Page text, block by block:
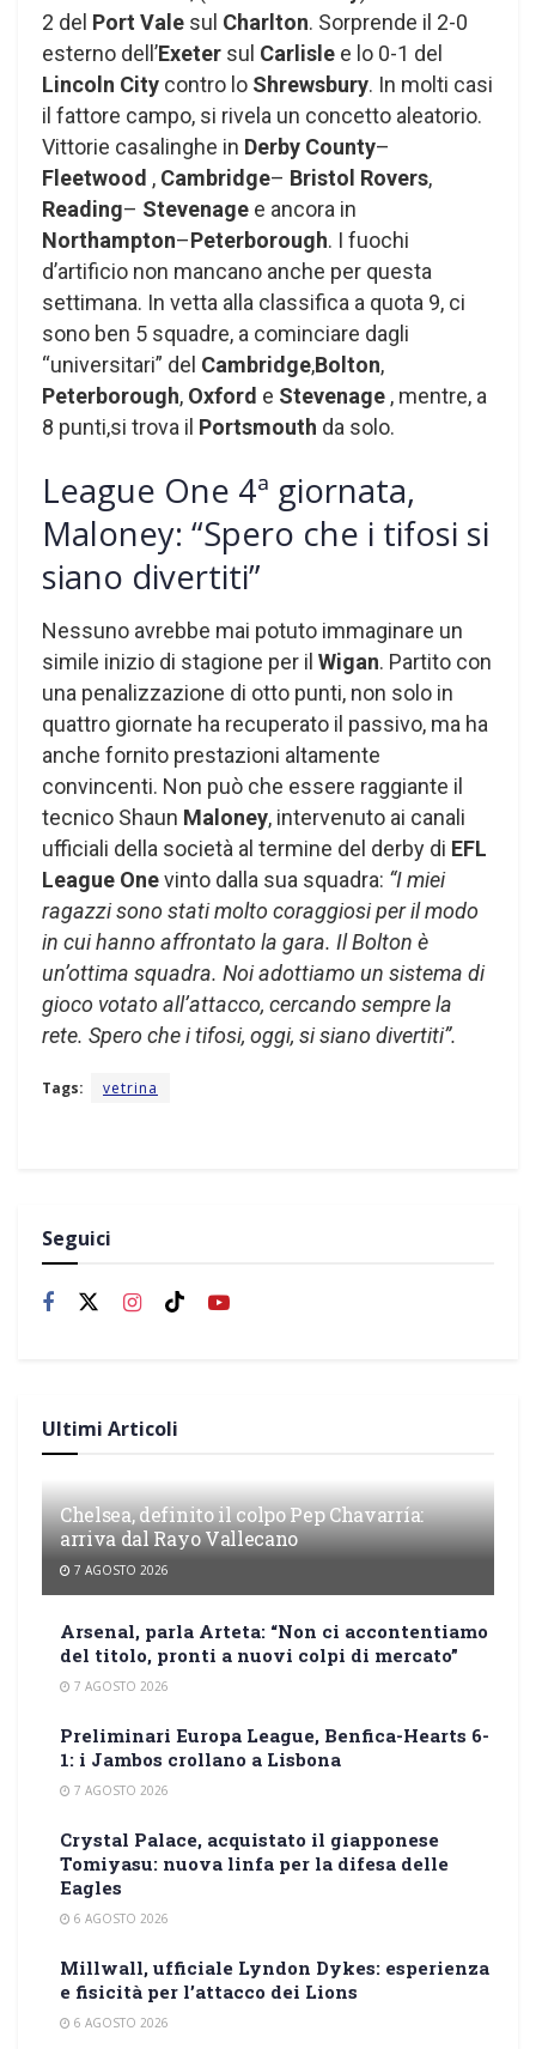
2 del Port Vale sul Charlton. Sorprende il 2-0
esterno dell’Exeter sul Carlisle e lo 0-1 del
Lincoln City contro lo Shrewsbury. In molti casi
il fattore campo, si rivela un concetto aleatorio.
Vittorie casalinghe in Derby County–
Fleetwood , Cambridge– Bristol Rovers,
Reading– Stevenage e ancora in
Northampton–Peterborough. I fuochi
d’artificio non mancano anche per questa
settimana. In vetta alla classifica a quota 9, ci
sono ben 5 squadre, a cominciare dagli
“universitari” del Cambridge,Bolton,
Peterborough, Oxford e Stevenage , mentre, a
8 punti,si trova il Portsmouth da solo.
League One 4ª giornata,
Maloney: “Spero che i tifosi si
siano divertiti”
Nessuno avrebbe mai potuto immaginare un
simile inizio di stagione per il Wigan. Partito con
una penalizzazione di otto punti, non solo in
quattro giornate ha recuperato il passivo, ma ha
anche fornito prestazioni altamente
convincenti. Non può che essere raggiante il
tecnico Shaun Maloney, intervenuto ai canali
ufficiali della società al termine del derby di EFL
League Onevinto dalla sua squadra: “I miei
ragazzi sono stati molto coraggiosi per il modo
in cui hanno affrontato la gara. Il Bolton è
un’ottima squadra. Noi adottiamo un sistema di
gioco votato all’attacco, cercando sempre la
rete. Spero che i tifosi, oggi, si siano divertiti”.
Tags: vetrina
Seguici
Ultimi Articoli
Chelsea, definito il colpo Pep Chavarría:
arriva dal Rayo Vallecano
7 AGOSTO 2026
Arsenal, parla Arteta: “Non ci accontentiamo
del titolo, pronti a nuovi colpi di mercato”
7 AGOSTO 2026
Preliminari Europa League, Benfica-Hearts 6-
1: i Jambos crollano a Lisbona
7 AGOSTO 2026
Crystal Palace, acquistato il giapponese
Tomiyasu: nuova linfa per la difesa delle
Eagles
6 AGOSTO 2026
Millwall, ufficiale Lyndon Dykes: esperienza
e fisicità per l’attacco dei Lions
6 AGOSTO 2026